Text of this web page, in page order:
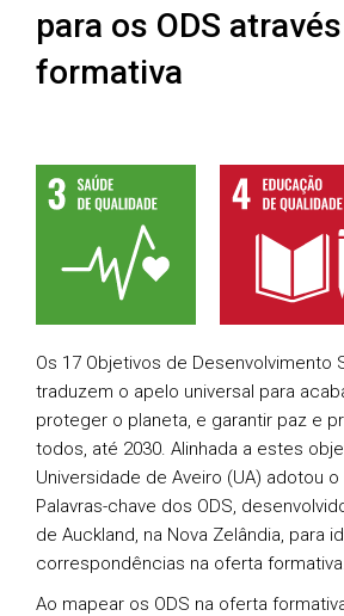
para os ODS
formativa
Os 17 Objetivos de Desenvolvimento
traduzem o apelo universal para
proteger o planeta, e garantir paz e
todos, até 2030. Alinhada a estes
Universidade de Aveiro (UA) adotou
Palavras-chave dos ODS,
de Auckland, na Nova Zelândia, para
correspondências na oferta
Ao mapear os ODS na oferta